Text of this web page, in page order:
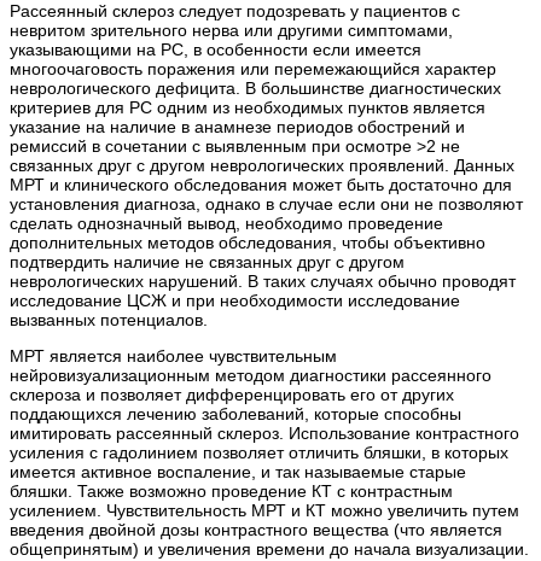
Рассеянный склероз следует подозревать у пациентов с
невритом зрительного нерва или другими симптомами,
указывающими на РС, в особенности если имеется
многоочаговость поражения или перемежающийся характер
неврологического дефицита. В большинстве диагностических
критериев для РС одним из необходимых пунктов является
указание на наличие в анамнезе периодов обострений и
ремиссий в сочетании с выявленным при осмотре >2 не
связанных друг с другом неврологических проявлений. Данных
МРТ и клинического обследования может быть достаточно для
установления диагноза, однако в случае если они не позволяют
сделать однозначный вывод, необходимо проведение
дополнительных методов обследования, чтобы объективно
подтвердить наличие не связанных друг с другом
неврологических нарушений. В таких случаях обычно проводят
исследование ЦСЖ и при необходимости исследование
вызванных потенциалов.
МРТ является наиболее чувствительным
нейровизуализационным методом диагностики рассеянного
склероза и позволяет дифференцировать его от других
поддающихся лечению заболеваний, которые способны
имитировать рассеянный склероз. Использование контрастного
усиления с гадолинием позволяет отличить бляшки, в которых
имеется активное воспаление, и так называемые старые
бляшки. Также возможно проведение КТ с контрастным
усилением. Чувствительность МРТ и КТ можно увеличить путем
введения двойной дозы контрастного вещества (что является
общепринятым) и увеличения времени до начала визуализации.